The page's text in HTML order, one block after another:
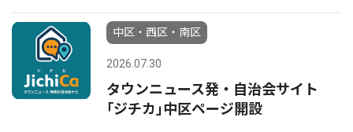
中区・西区・南区
2026.07.30
タウンニュース発・自治会サイト
｢ジチカ｣中区ページ開設